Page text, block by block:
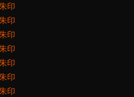
印
印
印
印
印
印
印